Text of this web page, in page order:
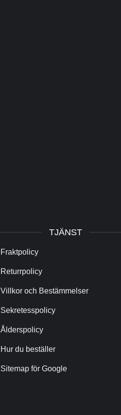
TJÄNST
Fraktpolicy
Returrpolicy
Villkor och Bestämmelser
Sekretesspolicy
Ålderspolicy
Hur du beställer
Sitemap för Google